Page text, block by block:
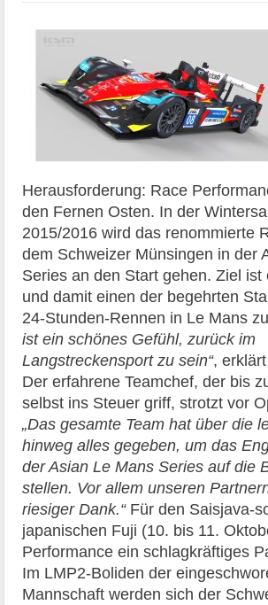
Herausforderung: Race
den Fernen Osten. In der
2015/2016 wird das renommierte
dem Schweizer Münsingen in der
Series an den Start gehen. Ziel ist
und damit einen der begehrten
24-Stunden-Rennen in Le Mans
ist ein schönes Gefühl, zurück im
Langstreckensport zu sein“,
Der erfahrene Teamchef, der bis
selbst ins Steuer griff, strotzt vor
„Das gesamte Team hat über die
hinweg alles gegeben, um das
der Asian Le Mans Series auf die
stellen. Vor allem unseren
riesiger Dank.“Für den Saisjava-
japanischen Fuji (10. bis 11.
Performance ein schlagkräftiges
Im LMP2-Boliden der
Mannschaft werden sich der